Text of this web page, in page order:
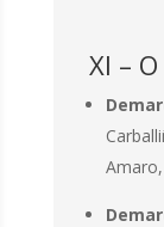
XI –